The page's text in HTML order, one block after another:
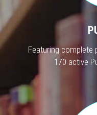
Featuring
170 active